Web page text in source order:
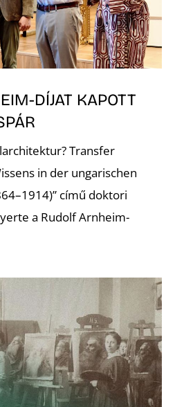
DÍJAT KAPOTT
Transfer
in der ungarischen
című doktori
a Rudolf Arnheim-